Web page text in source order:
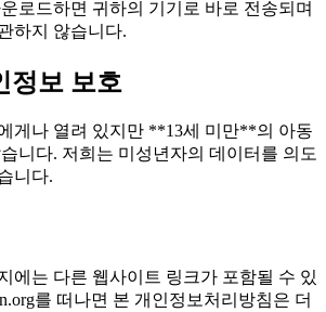
로드하면 귀하의 기기로 바로 전송되며
하지 않습니다.
정보 보호
게나 열려 있지만 **13세 미만**의 아동
니다. 저희는 미성년자의 데이터를 의도
니다.
에는 다른 웹사이트 링크가 포함될 수 있
를 떠나면 본 개인정보처리방침은 더